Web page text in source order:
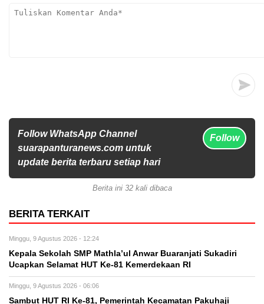
Follow WhatsApp Channel
suarapanturanews.com untuk
update berita terbaru setiap hari
Follow
Berita ini 32 kali dibaca
BERITA TERKAIT
Minggu, 9 Agustus 2026 - 12:24
Kepala Sekolah SMP Mathla’ul Anwar Buaranjati Sukadiri
Ucapkan Selamat HUT Ke-81 Kemerdekaan RI
Minggu, 9 Agustus 2026 - 06:06
Sambut HUT RI Ke-81, Pemerintah Kecamatan Pakuhaji